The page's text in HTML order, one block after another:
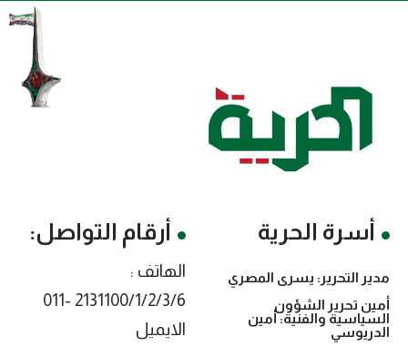
أسرة الحرية
مدير التحرير: يسرى المصري
أمين تحرير الشؤون
السياسية والفنية: أمين
الدريوسي
أرقام التواصل:
الهاتف :
2131100/1/2/3/6 -011
الايميل